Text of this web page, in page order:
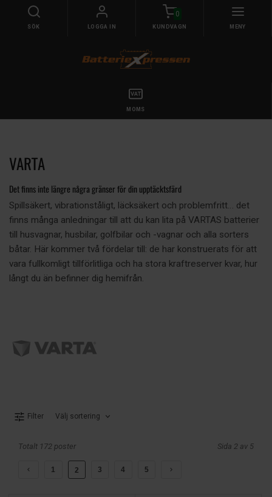
SÖK LOGGA IN
0
KUNDVAGN MENY
MOMS
VARTA
Det finns inte längre några gränser för din upptäcktsfärd
Spillsäkert, vibrationståligt, läcksäkert och problemfritt… det
finns många anledningar till att du kan lita på VARTAS batterier
till husvagnar, husbilar, golfbilar och -vagnar och alla sorters
båtar. Här kommer två fördelar till: de har konstruerats för att
vara fullkomligt tillförlitliga och ha stora kraftreserver kvar, hur
långt du än befinner dig hemifrån.
Filter Välj sortering
Totalt 172 poster Sida 2 av 5
1 2 3 4 5